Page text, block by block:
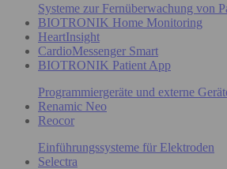
Systeme zur Fernüberwachung von
BIOTRONIK Home Monitoring
HeartInsight
CardioMessenger Smart
BIOTRONIK Patient App
Programmiergeräte und externe
Renamic Neo
Reocor
Einführungssysteme für Elektroden
Selectra